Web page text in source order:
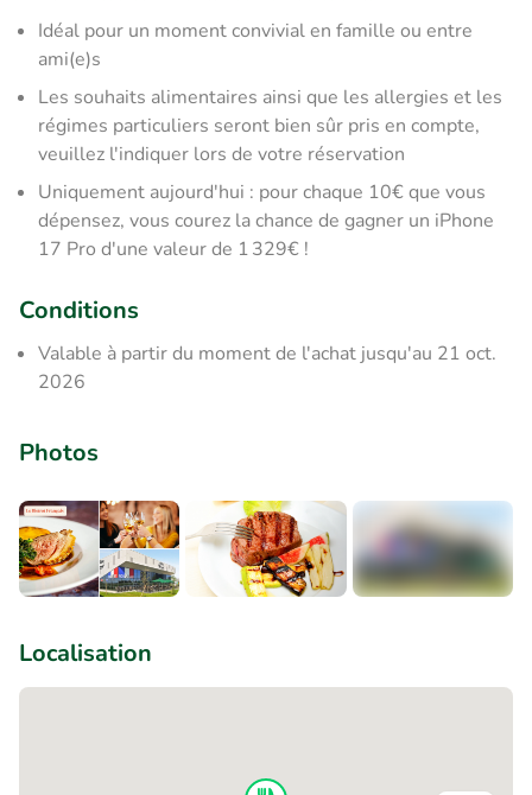
Idéal pour un moment convivial en famille ou entre
ami(e)s
Les souhaits alimentaires ainsi que les allergies et les
régimes particuliers seront bien sûr pris en compte,
veuillez l'indiquer lors de votre réservation
Uniquement aujourd'hui : pour chaque 10€ que vous
dépensez, vous courez la chance de gagner un iPhone
17 Pro d'une valeur de 1 329€ !
Conditions
Valable à partir du moment de l'achat jusqu'au 21 oct.
2026
Photos
Localisation